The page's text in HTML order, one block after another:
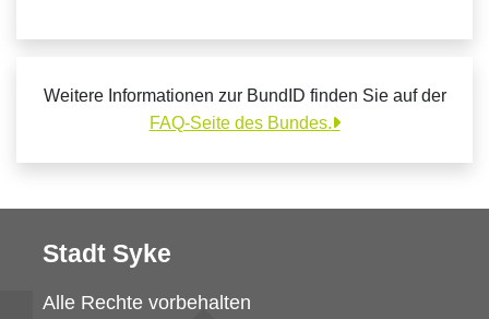
Weitere Informationen zur BundID finden Sie auf der
FAQ-Seite des Bundes.
Stadt Syke
Alle Rechte vorbehalten